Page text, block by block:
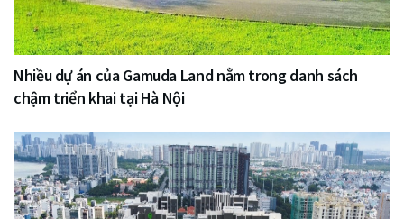
Nhiều dự án của Gamuda Land nằm trong danh sách
chậm triển khai tại Hà Nội